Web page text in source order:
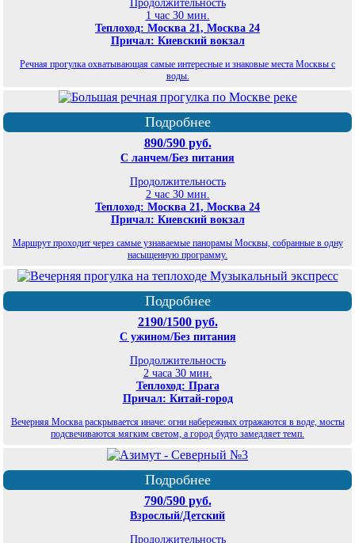
Продолжительность
1 час 30 мин.
Теплоход: Москва 21, Москва 24
Причал: Киевский вокзал
Речная прогулка охватывающая самые интересные и знаковые места Москвы с
воды.
Подробнее
890/590 руб.
С ланчем/Без питания
Продолжительность
2 час 30 мин.
Теплоход: Москва 21, Москва 24
Причал: Киевский вокзал
Маршрут проходит через самые узнаваемые панорамы Москвы, собранные в одну
насыщенную программу.
Подробнее
2190/1500 руб.
С ужином/Без питания
Продолжительность
2 часа 30 мин.
Теплоход: Прага
Причал: Китай-город
Вечерняя Москва раскрывается иначе: огни набережных отражаются в воде, мосты
подсвечиваются мягким светом, а город будто замедляет темп.
Подробнее
790/590 руб.
Взрослый/Детский
Продолжительность